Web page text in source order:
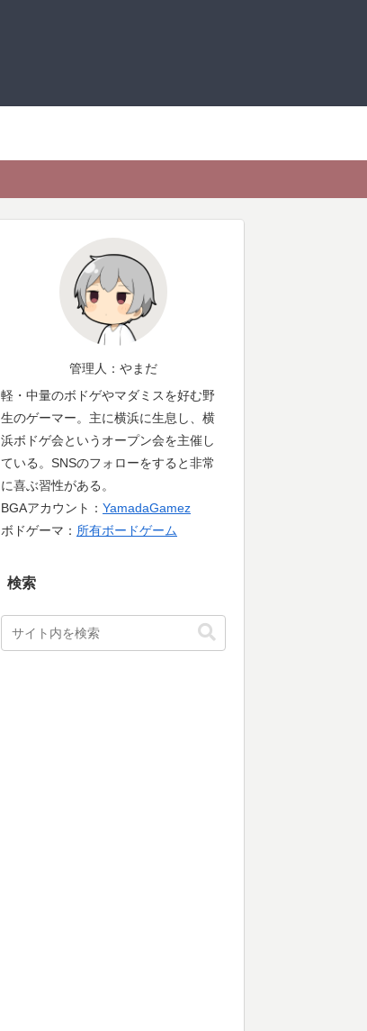
管理人：やまだ
軽・中量のボドゲやマダミスを好む野
生のゲーマー。主に横浜に生息し、横
浜ボドゲ会というオープン会を主催し
ている。SNSのフォローをすると非常
に喜ぶ習性がある。
BGAアカウント： YamadaGamez
ボドゲーマ： 所有ボードゲーム
検索